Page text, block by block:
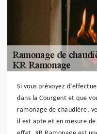
Si vous prévoyez
dans la Courgent et que
ramonage de chaudière,
il est apte et en mesure